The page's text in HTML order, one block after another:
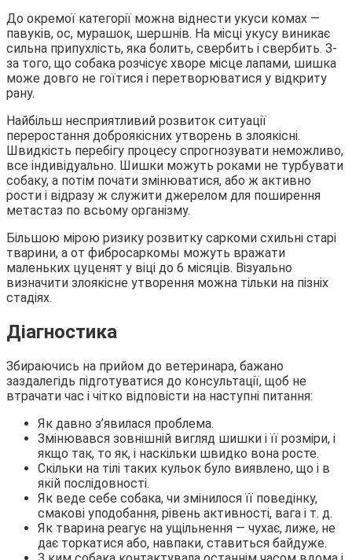
До окремої категорії можна віднести укуси комах —
павуків, ос, мурашок, шершнів. На місці укусу виникає
сильна припухлість, яка болить, свербить і свербить. З-
за того, що собака розчісує хворе місце лапами, шишка
може довго не гоїтися і перетворюватися у відкриту
рану.
Найбільш несприятливий розвиток ситуації
переростання доброякісних утворень в злоякісні.
Швидкість перебігу процесу спрогнозувати неможливо,
все індивідуально. Шишки можуть роками не турбувати
собаку, а потім почати змінюватися, або ж активно
рости і відразу ж служити джерелом для поширення
метастаз по всьому організму.
Більшою мірою ризику розвитку саркоми схильні старі
тварини, а от фибросаркомы можуть вражати
маленьких цуценят у віці до 6 місяців. Візуально
визначити злоякісне утворення можна тільки на пізніх
стадіях.
Діагностика
Збираючись на прийом до ветеринара, бажано
заздалегідь підготуватися до консультації, щоб не
втрачати час і чітко відповісти на наступні питання:
Як давно з’явилася проблема.
Змінювався зовнішній вигляд шишки і її розміри, і
якщо так, то як, і наскільки швидко вона росте.
Скільки на тілі таких кульок було виявлено, що і в
якій послідовності.
Як веде себе собака, чи змінилося її поведінку,
смакові уподобання, рівень активності, вага і т. д.
Як тварина реагує на ущільнення — чухає, лиже, не
дає торкатися або, навпаки, ставиться байдуже.